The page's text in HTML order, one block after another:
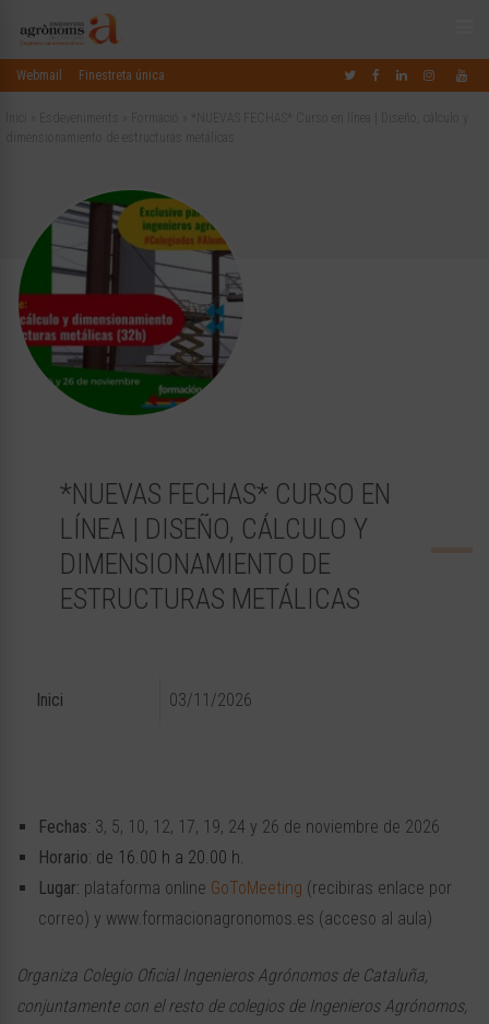
Webmail Finestreta única
*NUEVAS FECHAS* CURSO EN
LÍNEA | DISEÑO, CÁLCULO Y
DIMENSIONAMIENTO DE
ESTRUCTURAS METÁLICAS
Inici 03/11/2026
Fechas: 3, 5, 10, 12, 17, 19, 24 y 26 de noviembre de 2026
Horario: de 16.00 h a 20.00 h.
Lugar: plataforma online GoToMeeting (recibiras enlace por
correo) y www.formacionagronomos.es (acceso al aula)
Organiza Colegio Oficial Ingenieros Agrónomos de Cataluña,
conjuntamente con el resto de colegios de Ingenieros Agrónomos,